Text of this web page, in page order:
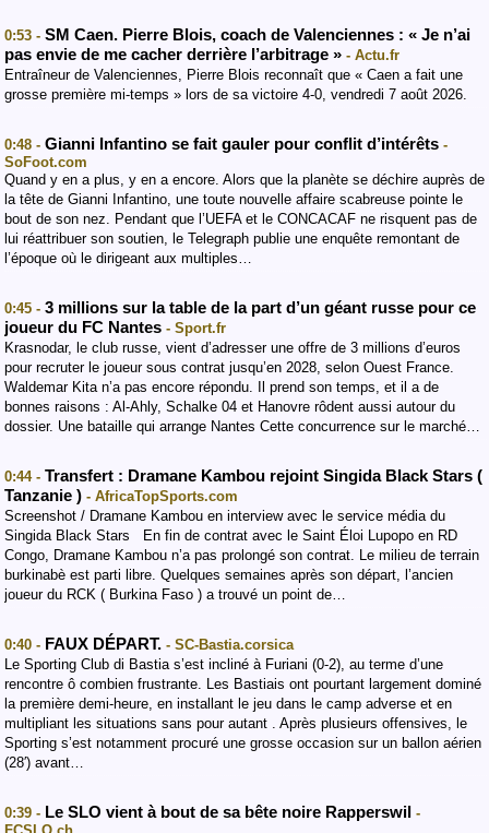
0:53 - SM Caen. Pierre Blois, coach de Valenciennes : « Je n’ai
pas envie de me cacher derrière l’arbitrage » - Actu.fr
Entraîneur de Valenciennes, Pierre Blois reconnaît que « Caen a fait une
grosse première mi-temps » lors de sa victoire 4-0, vendredi 7 août 2026.
0:48 - Gianni Infantino se fait gauler pour conflit d’intérêts -
SoFoot.com
Quand y en a plus, y en a encore. Alors que la planète se déchire auprès de
la tête de Gianni Infantino, une toute nouvelle affaire scabreuse pointe le
bout de son nez. Pendant que l’UEFA et le CONCACAF ne risquent pas de
lui réattribuer son soutien, le Telegraph publie une enquête remontant de
l’époque où le dirigeant aux multiples…
0:45 - 3 millions sur la table de la part d’un géant russe pour ce
joueur du FC Nantes - Sport.fr
Krasnodar, le club russe, vient d’adresser une offre de 3 millions d’euros
pour recruter le joueur sous contrat jusqu’en 2028, selon Ouest France.
Waldemar Kita n’a pas encore répondu. Il prend son temps, et il a de
bonnes raisons : Al-Ahly, Schalke 04 et Hanovre rôdent aussi autour du
dossier. Une bataille qui arrange Nantes Cette concurrence sur le marché…
0:44 - Transfert : Dramane Kambou rejoint Singida Black Stars (
Tanzanie ) - AfricaTopSports.com
Screenshot / Dramane Kambou en interview avec le service média du
Singida Black Stars En fin de contrat avec le Saint Éloi Lupopo en RD
Congo, Dramane Kambou n’a pas prolongé son contrat. Le milieu de terrain
burkinabè est parti libre. Quelques semaines après son départ, l’ancien
joueur du RCK ( Burkina Faso ) a trouvé un point de…
0:40 - FAUX DÉPART. - SC-Bastia.corsica
Le Sporting Club di Bastia s’est incliné à Furiani (0-2), au terme d’une
rencontre ô combien frustrante. Les Bastiais ont pourtant largement dominé
la première demi-heure, en installant le jeu dans le camp adverse et en
multipliant les situations sans pour autant . Après plusieurs offensives, le
Sporting s’est notamment procuré une grosse occasion sur un ballon aérien
(28′) avant…
0:39 - Le SLO vient à bout de sa bête noire Rapperswil -